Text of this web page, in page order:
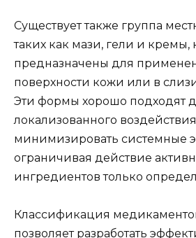
Существует также группа
таких как мази, гели и кремы,
предназначены для
поверхности кожи или в
Эти формы хорошо подходят
локализованного
минимизировать системные
ограничивая действие
ингредиентов только
Классификация
позволяет разработать